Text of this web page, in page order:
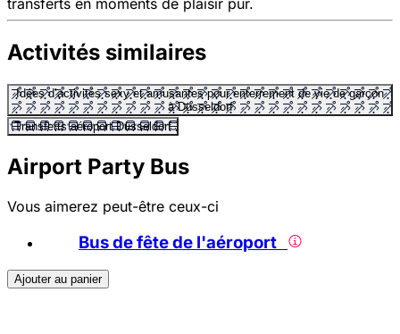
transferts en moments de plaisir pur.
Activités similaires
Idées d’activités sexy et amusantes pour enterrement de vie de garçon
à Düsseldorf
Transferts aéroport Düsseldorf
Airport Party Bus
Vous aimerez peut-être ceux-ci
Bus de fête de l'aéroport
Ajouter au panier